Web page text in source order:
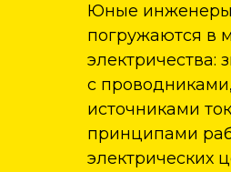
Юные инженеры
погружаются в
электричества:
с проводниками,
источниками
принципами
электрических